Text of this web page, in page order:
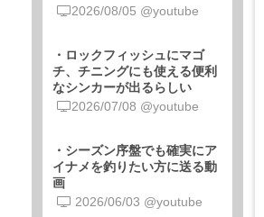
2026/08/05 @youtube
・ロックフィッシュにマゴ
チ、チニングにも使える便利
なシンカーが出るらしい
2026/07/08 @youtube
・シーズン序盤でも確実にア
イナメを釣りたい方に送る動
画
2026/06/03 @youtube